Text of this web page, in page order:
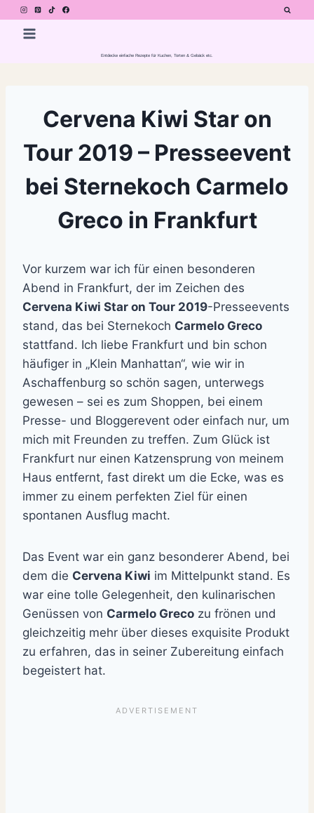
Zum
Inhalt
Entdecke einfache Rezepte für Kuchen, Torten & Gebäck etc.
Cervena Kiwi Star on
Tour 2019 – Presseevent
bei Sternekoch Carmelo
Greco in Frankfurt
Vor kurzem war ich für einen besonderen
Abend in Frankfurt, der im Zeichen des
Cervena Kiwi Star on Tour 2019-Presseevents
stand, das bei Sternekoch Carmelo Greco
stattfand. Ich liebe Frankfurt und bin schon
häufiger in „Klein Manhattan“, wie wir in
Aschaffenburg so schön sagen, unterwegs
gewesen – sei es zum Shoppen, bei einem
Presse- und Bloggerevent oder einfach nur, um
mich mit Freunden zu treffen. Zum Glück ist
Frankfurt nur einen Katzensprung von meinem
Haus entfernt, fast direkt um die Ecke, was es
immer zu einem perfekten Ziel für einen
spontanen Ausflug macht.
Das Event war ein ganz besonderer Abend, bei
dem die Cervena Kiwi im Mittelpunkt stand. Es
war eine tolle Gelegenheit, den kulinarischen
Genüssen von Carmelo Greco zu frönen und
gleichzeitig mehr über dieses exquisite Produkt
zu erfahren, das in seiner Zubereitung einfach
begeistert hat.